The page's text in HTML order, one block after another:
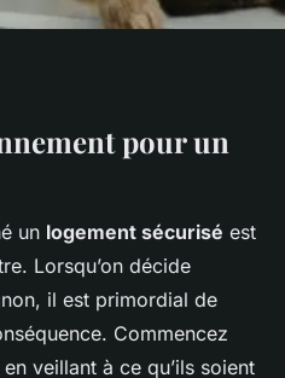
sa maison
chat
6 min de lecture
pour un
un logement sécurisé est
Lorsqu’on décide
il est primordial de
Commencez
veillant à ce qu’ils soient